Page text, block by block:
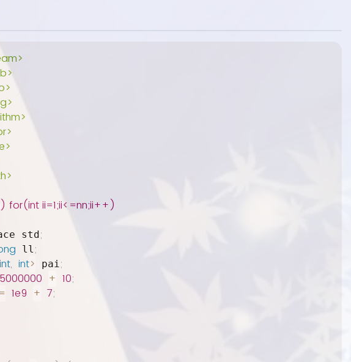
for(int ii=1;ii<=nn;ii++)
std ;
ll ;
int, int> pai;
5000000 + 10;
= 1e9 + 7;